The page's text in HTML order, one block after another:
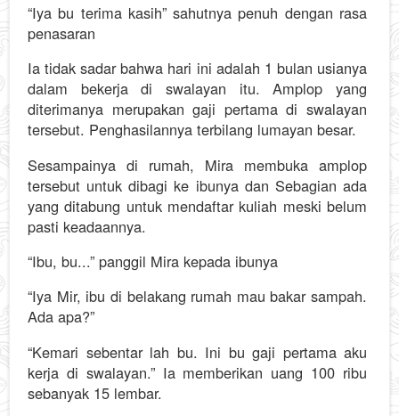
“Iya bu terima kasih” sahutnya penuh dengan rasa
penasaran
Ia tidak sadar bahwa hari ini adalah 1 bulan usianya
dalam bekerja di swalayan itu. Amplop yang
diterimanya merupakan gaji pertama di swalayan
tersebut. Penghasilannya terbilang lumayan besar.
Sesampainya di rumah, Mira membuka amplop
tersebut untuk dibagi ke ibunya dan Sebagian ada
yang ditabung untuk mendaftar kuliah meski belum
pasti keadaannya.
“Ibu, bu...” panggil Mira kepada ibunya
“Iya Mir, ibu di belakang rumah mau bakar sampah.
Ada apa?”
“Kemari sebentar lah bu. Ini bu gaji pertama aku
kerja di swalayan.” Ia memberikan uang 100 ribu
sebanyak 15 lembar.